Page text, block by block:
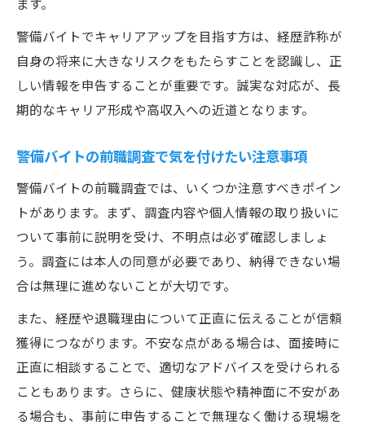
警備バイトでキャリアアップを目指す方は、経歴詐称が
自身の将来に大きなリスクをもたらすことを認識し、正
しい情報を申告することが重要です。誠実な対応が、長
期的なキャリア形成や高収入への近道となります。
警備バイトの前職調査で気を付けたい注意事項
警備バイトの前職調査では、いくつか注意すべきポイン
トがあります。まず、調査内容や個人情報の取り扱いに
ついて事前に説明を受け、不明点は必ず確認しましょ
う。調査には本人の同意が必要であり、納得できない場
合は無理に進めないことが大切です。
また、経歴や退職理由について正直に伝えることが信頼
獲得につながります。不安な点がある場合は、面接時に
正直に相談することで、適切なアドバイスを受けられる
こともあります。さらに、健康状態や精神面に不安があ
る場合も、事前に申告することで無理なく働ける現場を